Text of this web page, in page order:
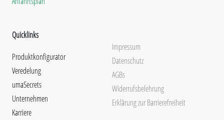
Quicklinks
Produktkonfigurator
Veredelung
umaSecrets
Unternehmen
Karriere
Impressum
Datenschutz
AGBs
Widerrufsbelehrung
Erklärung zur Barrierefreiheit